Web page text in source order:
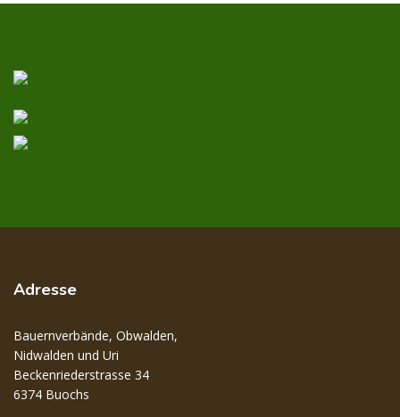
Adresse
Bauernverbände, Obwalden,
Nidwalden und Uri
Beckenriederstrasse 34
6374 Buochs